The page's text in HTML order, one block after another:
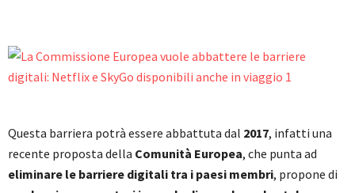
Questa barriera potrà essere abbattuta dal 2017, infatti una
recente proposta della Comunità Europea, che punta ad
eliminare le barriere digitali tra i paesi membri, propone di